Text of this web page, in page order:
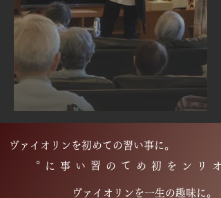
​ヴァイオリンを初めての習い事に。
​ヴァイオリンを初め
ての習い事に。
ヴァイオリンを一生の趣味に。